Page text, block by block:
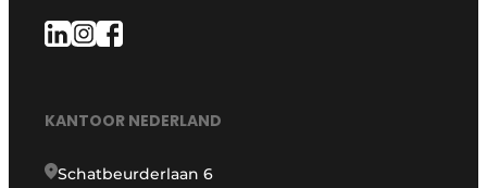
KANTOOR NEDERLAND
Schatbeurderlaan 6